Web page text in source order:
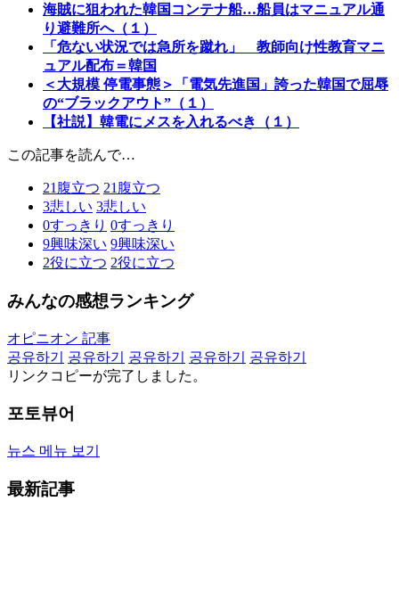
海賊に狙われた韓国コンテナ船…船員はマニュアル通
り避難所へ（１）
「危ない状況では急所を蹴れ」 教師向け性教育マニ
ュアル配布＝韓国
＜大規模 停電事態＞「電気先進国」誇った韓国で屈辱
の“ブラックアウト”（１）
【社説】韓電にメスを入れるべき（１）
この記事を読んで…
21 腹立つ 21 腹立つ
3悲しい 3悲しい
0すっきり 0すっきり
9興味深い 9興味深い
2役に立つ 2役に立つ
みんなの感想ランキング
オピニオン 記事
공유하기
공유하기 공유하기 공유하기
공유하기
リンクコピーが完了しました。
포토뷰어
뉴스 메뉴 보기
最新記事